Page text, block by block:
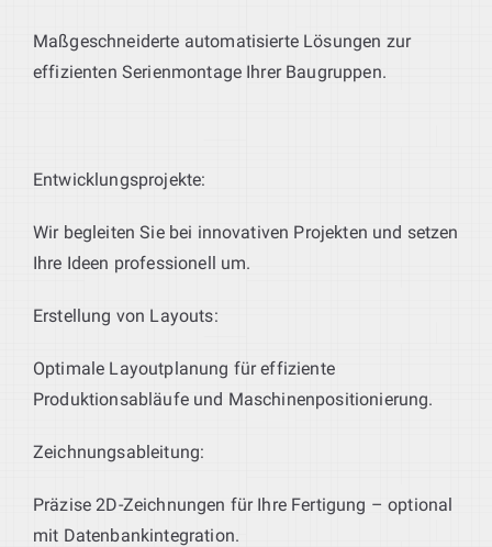
Maßgeschneiderte automatisierte Lösungen zur
effizienten Serienmontage Ihrer Baugruppen.
Entwicklungsprojekte:
Wir begleiten Sie bei innovativen Projekten und setzen
Ihre Ideen professionell um.
Erstellung von Layouts:
Optimale Layoutplanung für effiziente
Produktionsabläufe und Maschinenpositionierung.
Zeichnungsableitung:
Präzise 2D-Zeichnungen für Ihre Fertigung – optional
mit Datenbankintegration.